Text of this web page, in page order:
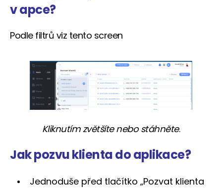
v apce?
Podle filtrů viz tento screen
Kliknutím zvětšíte nebo stáhněte.
Jak pozvu klienta do aplikace?
Jednoduše před tlačítko „Pozvat klienta